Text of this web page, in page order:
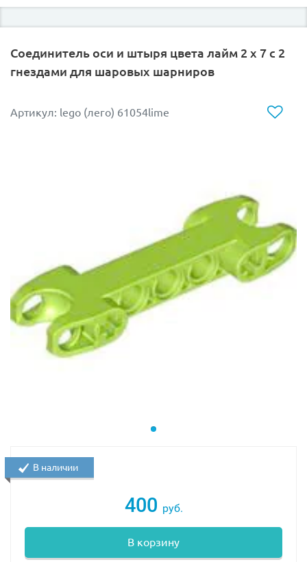
Соединитель оси и штыря цвета лайм 2 x 7 с 2
гнездами для шаровых шарниров
Артикул: lego (лего) 61054lime
400 руб.
В корзину
В наличии